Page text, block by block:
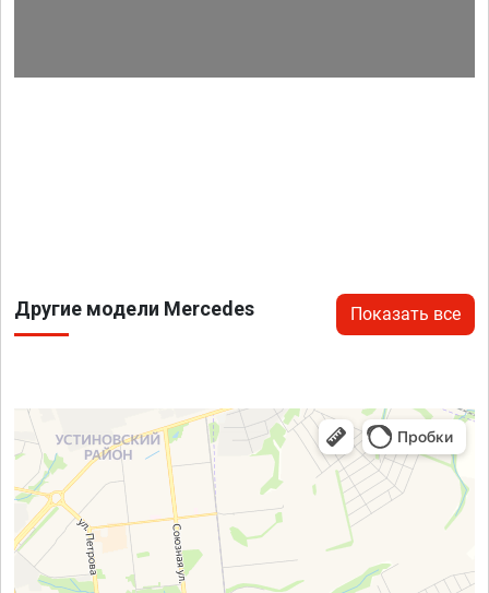
Другие модели Mercedes Показать все